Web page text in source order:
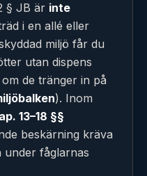
§ JB är inte
i en allé eller
miljö får du
utan dispens
de tränger in på
). Inom
13–18 §§
beskärning kräva
under fåglarnas